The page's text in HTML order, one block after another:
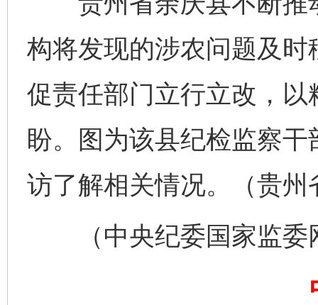
构将发现的涉农问题及
促责任部门立行立改，
盼。图为该县纪检监察
访了解相关情况。（贵
（中央纪委国家监委
千年窑火 生生不息 一
揭开“小金库”的免责幌子